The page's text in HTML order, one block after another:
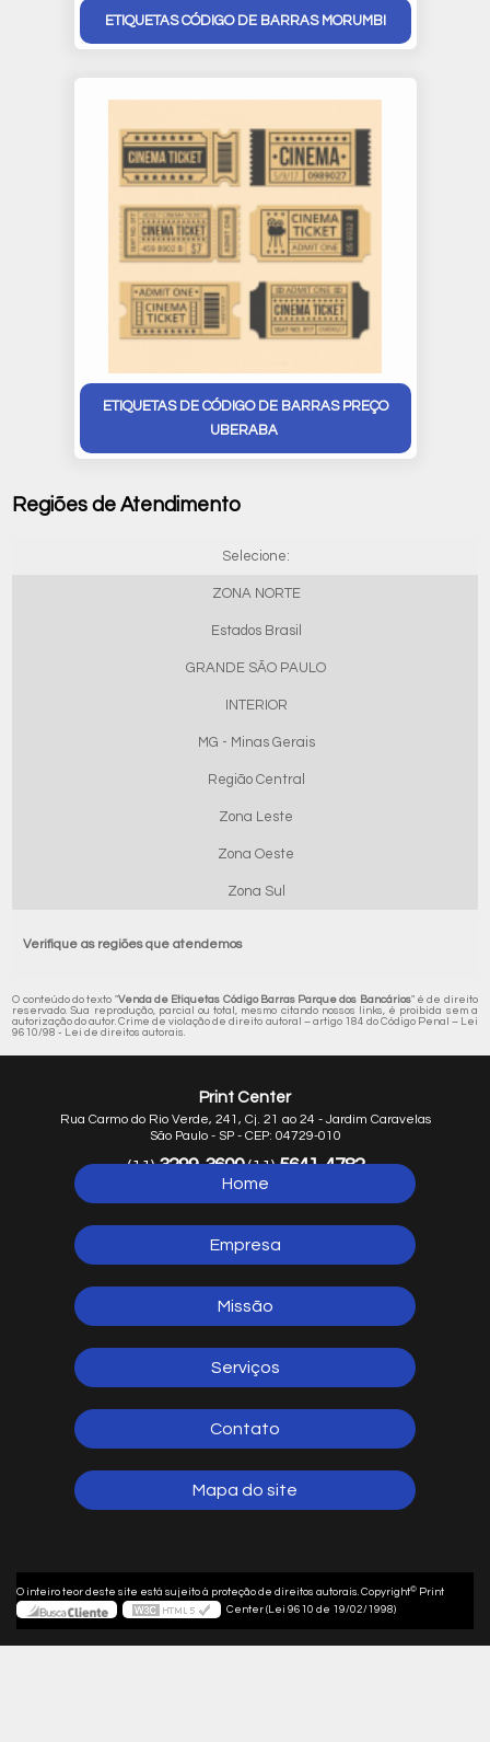
ETIQUETAS CÓDIGO DE BARRAS MORUMBI
ETIQUETAS DE CÓDIGO DE BARRAS PREÇO
UBERABA
Regiões de Atendimento
Selecione:
ZONA NORTE
Estados Brasil
GRANDE SÃO PAULO
INTERIOR
MG - Minas Gerais
Região Central
Zona Leste
Zona Oeste
Zona Sul
Verifique as regiões que atendemos
O conteúdo do texto "Venda de Etiquetas Código Barras Parque dos Bancários" é de direito
reservado. Sua reprodução, parcial ou total, mesmo citando nossos links, é proibida sem a
autorização do autor. Crime de violação de direito autoral – artigo 184 do Código Penal – Lei
9610/98 - Lei de direitos autorais.
Print Center
Rua Carmo do Rio Verde, 241, Cj. 21 ao 24 - Jardim Caravelas
São Paulo - SP - CEP: 04729-010
(11)3299-3600(11)5641-4782
5641-1254
Home
Empresa
Missão
Serviços
Contato
Mapa do site
O inteiro teor deste site está sujeito à proteção de direitos autorais. Copyright© Print
Center (Lei 9610 de 19/02/1998)